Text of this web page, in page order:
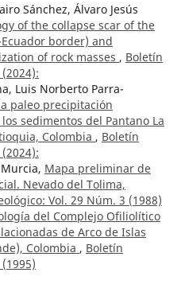
Sánchez, Álvaro Jesús
of the collapse scar of the
border) and
of rock masses , Boletín
Luis Norberto Parra-
paleo precipitación
sedimentos del Pantano La
Colombia , Boletín
Mapa preliminar de
Nevado del Tolima,
Vol. 29 Núm. 3 (1988)
del Complejo Ofiliolítico
de Arco de Islas
Colombia , Boletín